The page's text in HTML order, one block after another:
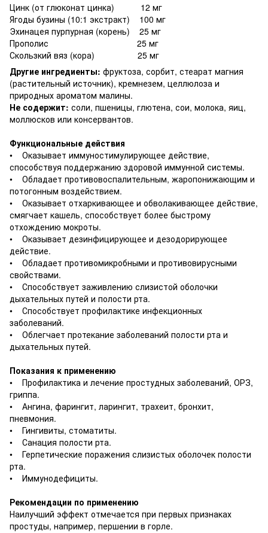
Цинк (от глюконат цинка) 12 мг
Ягоды бузины (10:1 экстракт) 100 мг
Эхинацея пурпурная (корень) 25 мг
Прополис 25 мг
Скользкий вяз (кора) 25 мг
Другие ингредиенты: фруктоза, сорбит, стеарат магния
(растительный источник), кремнезем, целлюлоза и
природных ароматом малины.
Не содержит: соли, пшеницы, глютена, сои, молока, яиц,
моллюсков или консервантов.
Функциональные действия
• Оказывает иммуностимулирующее действие,
способствуя поддержанию здоровой иммунной системы.
• Обладает противовоспалительным, жаропонижающим и
потогонным воздействием.
• Оказывает отхаркивающее и обволакивающее действие,
смягчает кашель, способствует более быстрому
отхождению мокроты.
• Оказывает дезинфицирующее и дезодорирующее
действие.
• Обладает противомикробными и противовирусными
свойствами.
• Способствует заживлению слизистой оболочки
дыхательных путей и полости рта.
• Способствует профилактике инфекционных
заболеваний.
• Облегчает протекание заболеваний полости рта и
дыхательных путей.
Показания к применению
• Профилактика и лечение простудных заболеваний, ОРЗ,
гриппа.
• Ангина, фарингит, ларингит, трахеит, бронхит,
пневмония.
• Гингивиты, стоматиты.
• Санация полости рта.
• Герпетические поражения слизистых оболочек полости
рта.
• Иммунодефициты.
Рекомендации по применению
Наилучший эффект отмечается при первых признаках
простуды, например, першении в горле.